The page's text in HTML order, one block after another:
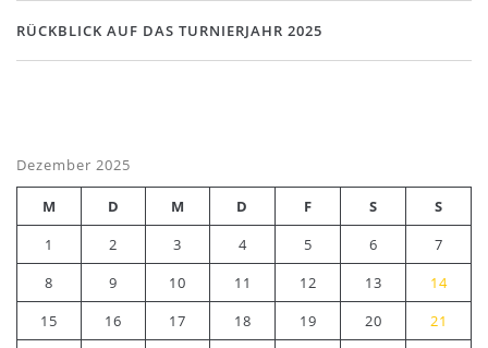
RÜCKBLICK AUF DAS TURNIERJAHR 2025
Dezember 2025
M D M D F S
S
1
2 3 4 5 6
7
8
9 10 11 12 13
14
15
16 17 18 19 20
21